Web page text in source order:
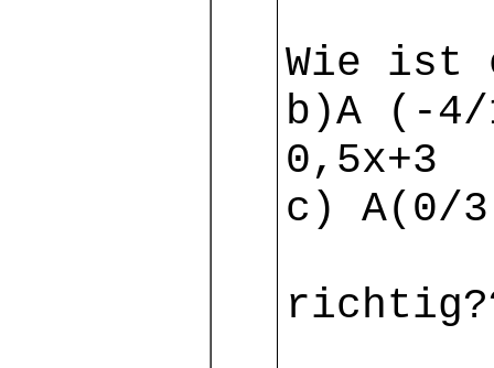
Wie ist
b)A (-
0,5x+3
c) A(0/